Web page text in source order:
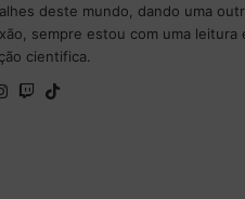
deste mundo, dando uma
sempre estou com uma
cientifica.
Ins Tw